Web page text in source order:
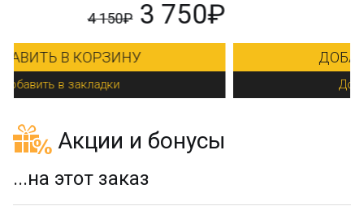
ДОБАВИТЬ В КОРЗИНУ
Акции и бонусы
...на этот заказ